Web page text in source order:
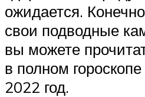
ожидается.
свои подводные
вы можете
в полном
2022 год.